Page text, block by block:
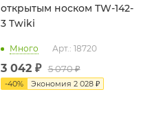
открытым носком TW-142-
3 Twiki
Много Арт.: 18720
3 042 ₽ 5 070 ₽
-40% Экономия 2 028 ₽